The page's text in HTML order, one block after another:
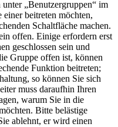
„Benutzergruppen“ im
beitreten möchten,
Schaltfläche machen.
offen. Einige erfordern erst
geschlossen sein und
Gruppe offen ist, können
Funktion beitreten;
so können Sie sich
muss daraufhin Ihren
warum Sie in die
Bitte belästige
ablehnt, er wird einen